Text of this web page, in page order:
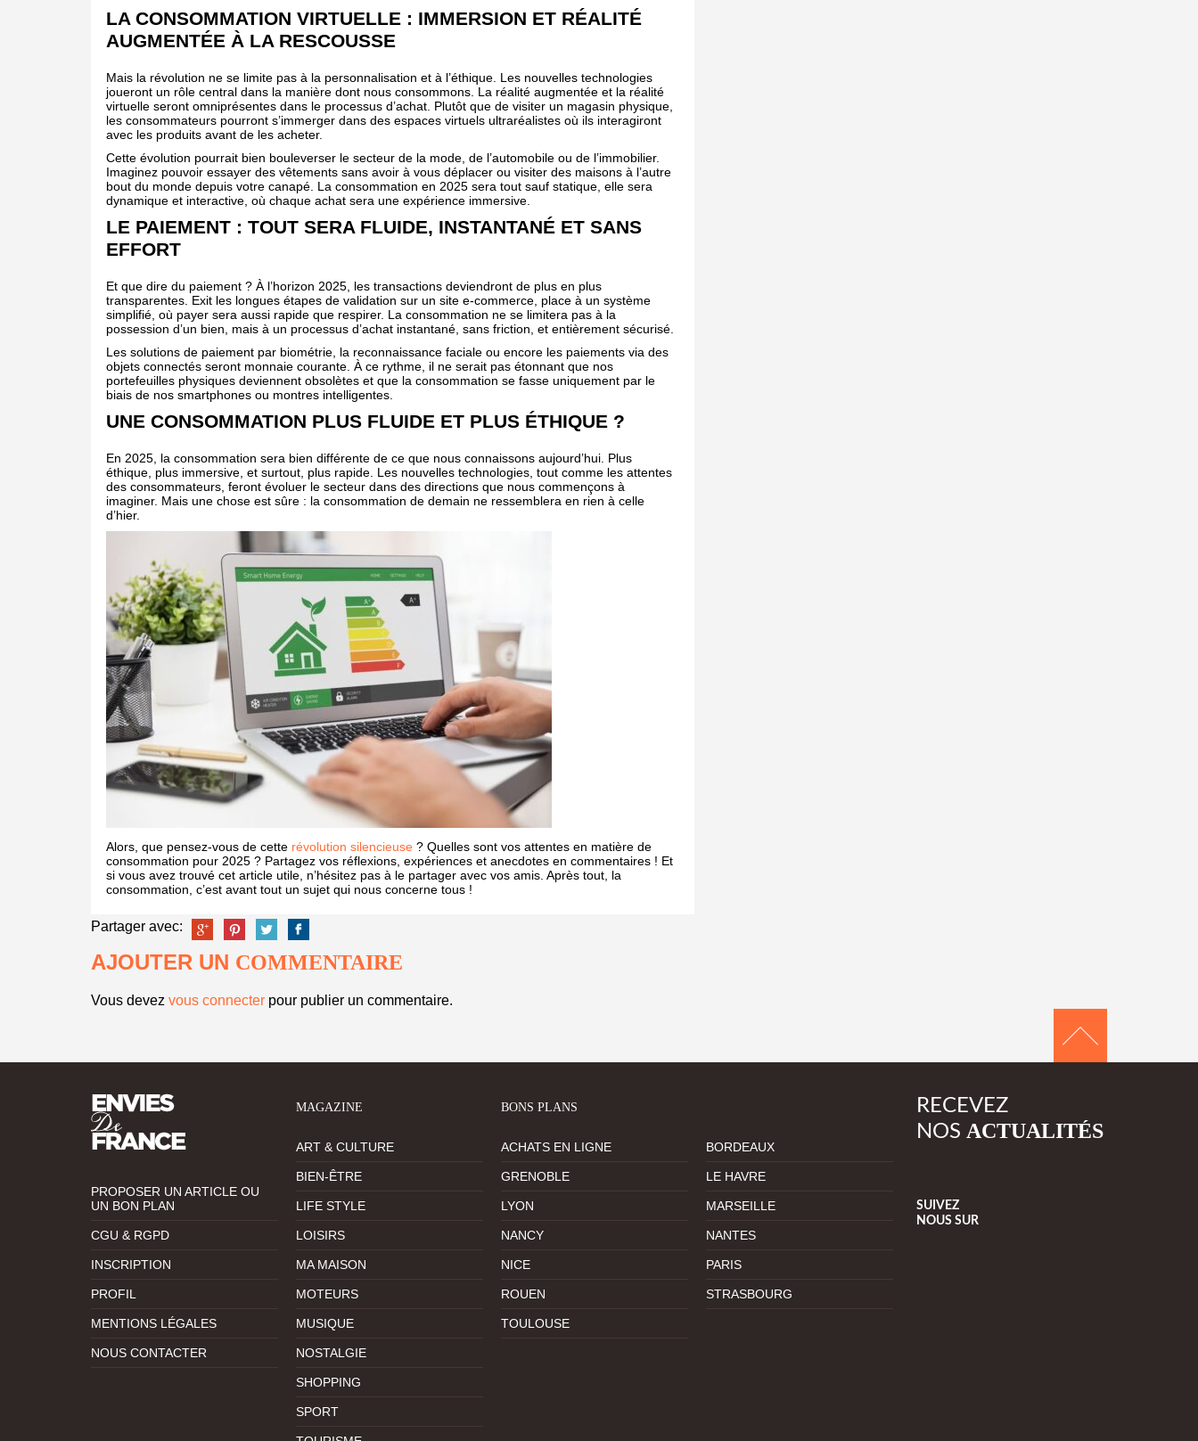
LA CONSOMMATION VIRTUELLE : IMMERSION ET RÉALITÉ
AUGMENTÉE À LA RESCOUSSE
Mais la révolution ne se limite pas à la personnalisation et à l’éthique. Les nouvelles technologies
joueront un rôle central dans la manière dont nous consommons. La réalité augmentée et la réalité
virtuelle seront omniprésentes dans le processus d’achat. Plutôt que de visiter un magasin physique,
les consommateurs pourront s’immerger dans des espaces virtuels ultraréalistes où ils interagiront
avec les produits avant de les acheter.
Cette évolution pourrait bien bouleverser le secteur de la mode, de l’automobile ou de l’immobilier.
Imaginez pouvoir essayer des vêtements sans avoir à vous déplacer ou visiter des maisons à l’autre
bout du monde depuis votre canapé. La consommation en 2025 sera tout sauf statique, elle sera
dynamique et interactive, où chaque achat sera une expérience immersive.
LE PAIEMENT : TOUT SERA FLUIDE, INSTANTANÉ ET SANS
EFFORT
Et que dire du paiement ? À l’horizon 2025, les transactions deviendront de plus en plus
transparentes. Exit les longues étapes de validation sur un site e-commerce, place à un système
simplifié, où payer sera aussi rapide que respirer. La consommation ne se limitera pas à la
possession d’un bien, mais à un processus d’achat instantané, sans friction, et entièrement sécurisé.
Les solutions de paiement par biométrie, la reconnaissance faciale ou encore les paiements via des
objets connectés seront monnaie courante. À ce rythme, il ne serait pas étonnant que nos
portefeuilles physiques deviennent obsolètes et que la consommation se fasse uniquement par le
biais de nos smartphones ou montres intelligentes.
UNE CONSOMMATION PLUS FLUIDE ET PLUS ÉTHIQUE ?
En 2025, la consommation sera bien différente de ce que nous connaissons aujourd’hui. Plus
éthique, plus immersive, et surtout, plus rapide. Les nouvelles technologies, tout comme les attentes
des consommateurs, feront évoluer le secteur dans des directions que nous commençons à
imaginer. Mais une chose est sûre : la consommation de demain ne ressemblera en rien à celle
d’hier.
Alors, que pensez-vous de cette révolution silencieuse ? Quelles sont vos attentes en matière de
consommation pour 2025 ? Partagez vos réflexions, expériences et anecdotes en commentaires ! Et
si vous avez trouvé cet article utile, n’hésitez pas à le partager avec vos amis. Après tout, la
consommation, c’est avant tout un sujet qui nous concerne tous !
Partager avec:
AJOUTER UN COMMENTAIRE
Vous devez vous connecter pour publier un commentaire.
PROPOSER UN ARTICLE OU
UN BON PLAN
CGU & RGPD
INSCRIPTION
PROFIL
MENTIONS LÉGALES
NOUS CONTACTER
MAGAZINE
ART & CULTURE
BIEN-ÊTRE
LIFE STYLE
LOISIRS
MA MAISON
MOTEURS
MUSIQUE
NOSTALGIE
SHOPPING
SPORT
BONS PLANS
ACHATS EN LIGNE BORDEAUX
GRENOBLE LE HAVRE
LYON MARSEILLE
NANCY NANTES
NICE PARIS
ROUEN STRASBOURG
TOULOUSE
RECEVEZ
NOS ACTUALITÉS
SUIVEZ
NOUS SUR